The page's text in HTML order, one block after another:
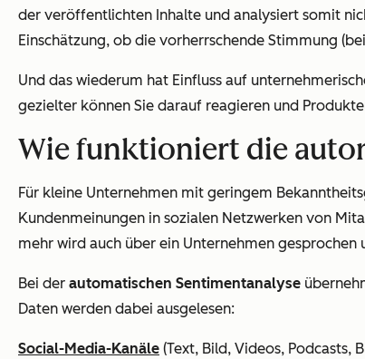
der veröffentlichten Inhalte und analysiert somit
Einschätzung, ob die vorherrschende Stimmung
Und das wiederum hat Einfluss auf
gezielter können Sie darauf reagieren und
Wie funktioniert die
Für kleine Unternehmen mit geringem
Kundenmeinungen in sozialen Netzwerken von
mehr wird auch über ein Unternehmen
Bei der automatischen Sentimentanalyse
Daten werden dabei ausgelesen:
Social-Media-Kanäle (Text, Bild, Videos, Podcasts,